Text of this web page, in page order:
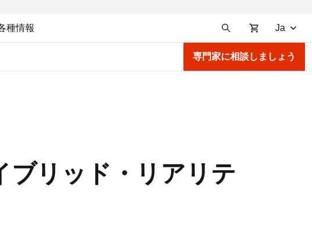
種情報 Ja
専門家に相談しましょう
リッド・リアリテ